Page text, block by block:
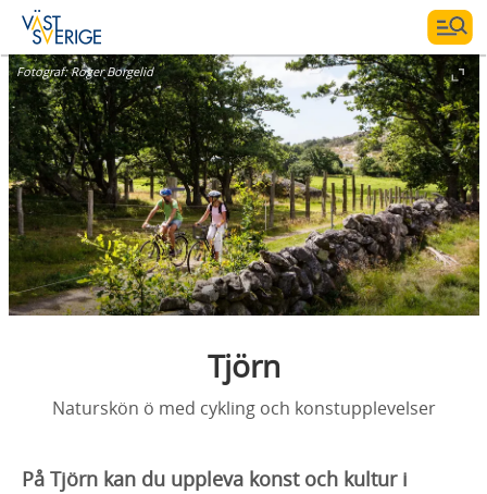
Fotograf:Roger Borgelid
Tjörn
Naturskön ö med cykling och konstupplevelser
På Tjörn kan du uppleva konst och kultur i